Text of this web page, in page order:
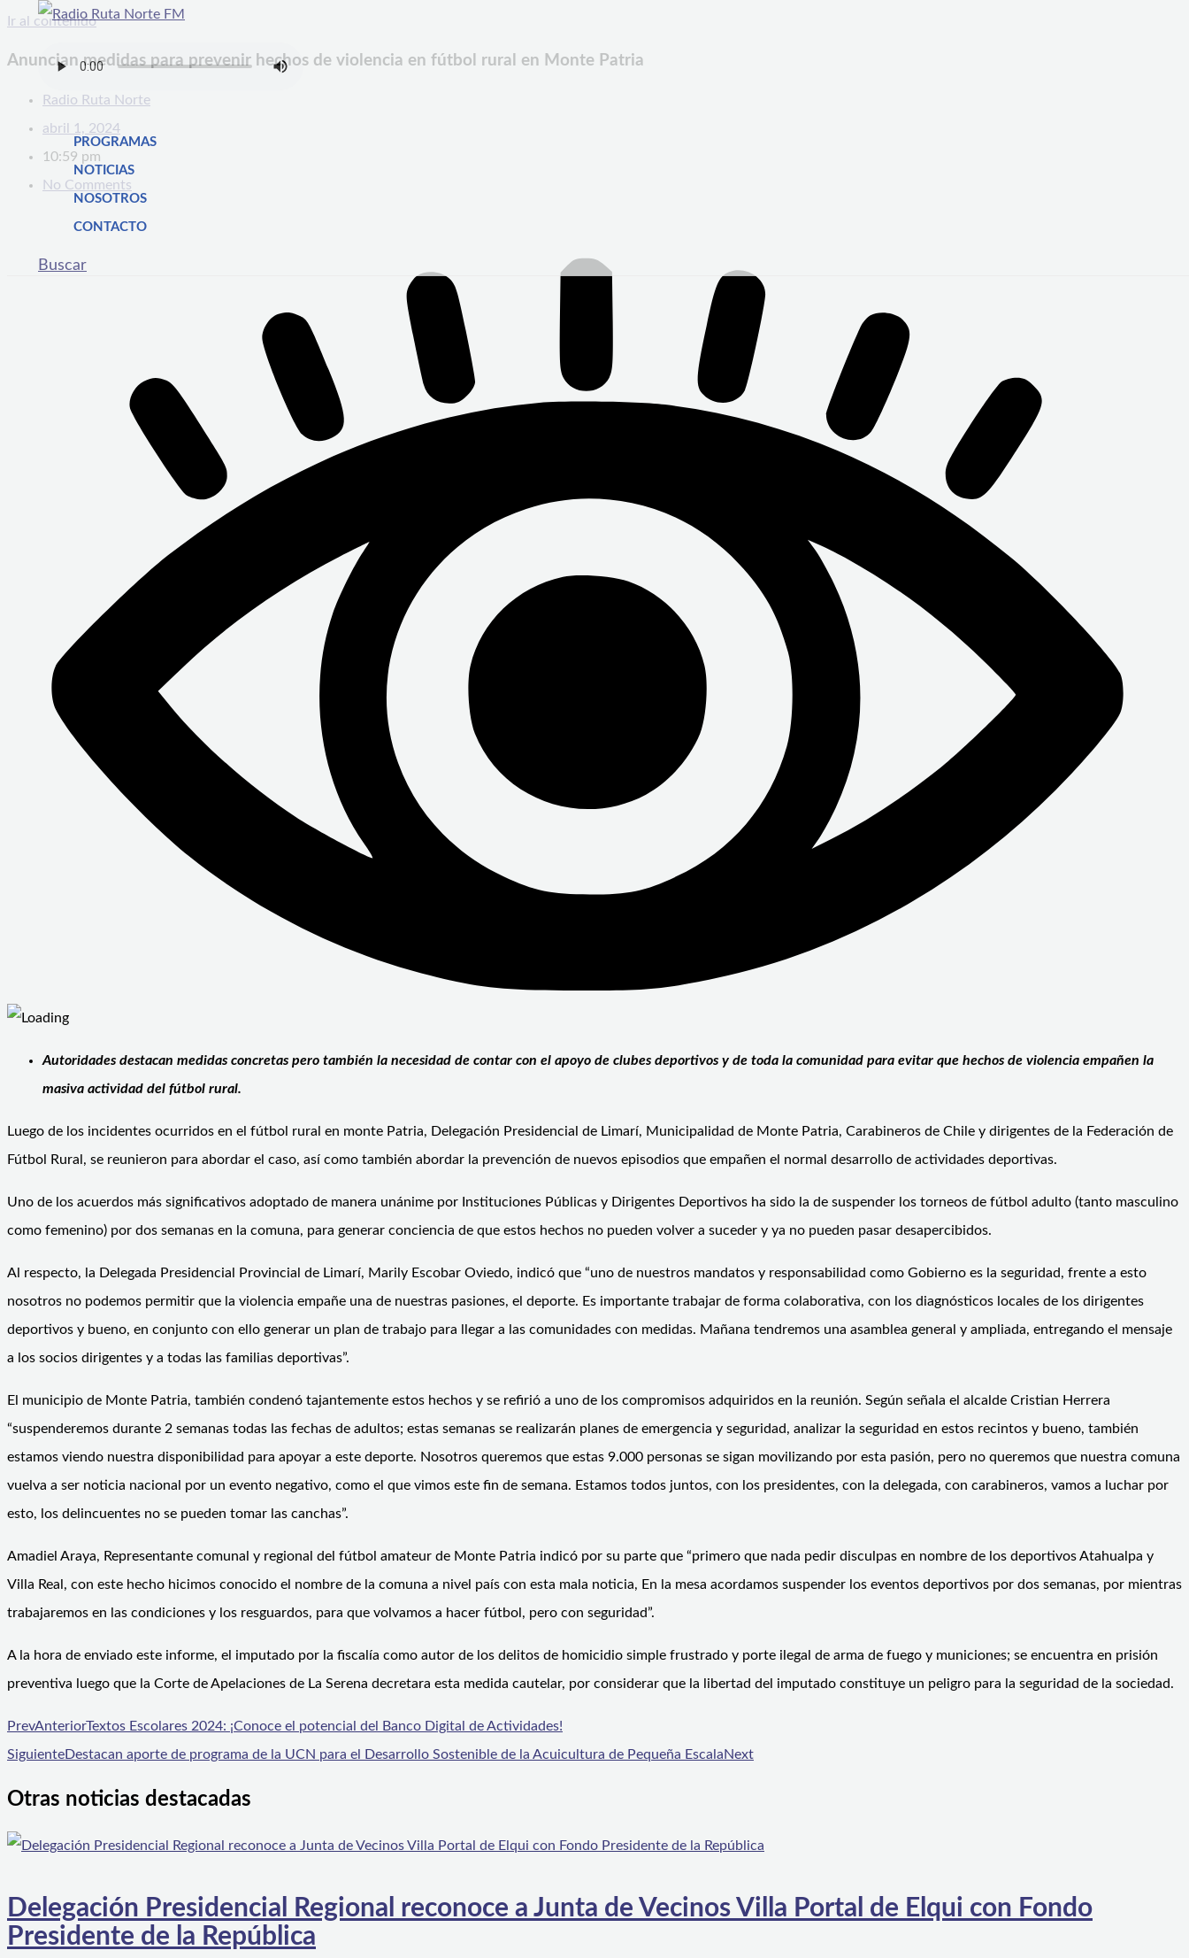
Ir al contenido
PROGRAMAS
NOTICIAS
NOSOTROS
CONTACTO
Buscar
Anuncian medidas para prevenir hechos de violencia en fútbol rural en Monte Patria
Radio Ruta Norte
abril 1, 2024
10:59 pm
No Comments
Autoridades destacan medidas concretas pero también la necesidad de contar con el apoyo de clubes deportivos y de toda la comunidad para evitar que hechos de violencia empañen la
masiva actividad del fútbol rural.
Luego de los incidentes ocurridos en el fútbol rural en monte Patria, Delegación Presidencial de Limarí, Municipalidad de Monte Patria, Carabineros de Chile y dirigentes de la Federación de
Fútbol Rural, se reunieron para abordar el caso, así como también abordar la prevención de nuevos episodios que empañen el normal desarrollo de actividades deportivas.
Uno de los acuerdos más significativos adoptado de manera unánime por Instituciones Públicas y Dirigentes Deportivos ha sido la de suspender los torneos de fútbol adulto (tanto masculino
como femenino) por dos semanas en la comuna, para generar conciencia de que estos hechos no pueden volver a suceder y ya no pueden pasar desapercibidos.
Al respecto, la Delegada Presidencial Provincial de Limarí, Marily Escobar Oviedo, indicó que “uno de nuestros mandatos y responsabilidad como Gobierno es la seguridad, frente a esto
nosotros no podemos permitir que la violencia empañe una de nuestras pasiones, el deporte. Es importante trabajar de forma colaborativa, con los diagnósticos locales de los dirigentes
deportivos y bueno, en conjunto con ello generar un plan de trabajo para llegar a las comunidades con medidas. Mañana tendremos una asamblea general y ampliada, entregando el mensaje
a los socios dirigentes y a todas las familias deportivas”.
El municipio de Monte Patria, también condenó tajantemente estos hechos y se refirió a uno de los compromisos adquiridos en la reunión. Según señala el alcalde Cristian Herrera
“suspenderemos durante 2 semanas todas las fechas de adultos; estas semanas se realizarán planes de emergencia y seguridad, analizar la seguridad en estos recintos y bueno, también
estamos viendo nuestra disponibilidad para apoyar a este deporte. Nosotros queremos que estas 9.000 personas se sigan movilizando por esta pasión, pero no queremos que nuestra comuna
vuelva a ser noticia nacional por un evento negativo, como el que vimos este fin de semana. Estamos todos juntos, con los presidentes, con la delegada, con carabineros, vamos a luchar por
esto, los delincuentes no se pueden tomar las canchas”.
Amadiel Araya, Representante comunal y regional del fútbol amateur de Monte Patria indicó por su parte que “primero que nada pedir disculpas en nombre de los deportivos Atahualpa y
Villa Real, con este hecho hicimos conocido el nombre de la comuna a nivel país con esta mala noticia, En la mesa acordamos suspender los eventos deportivos por dos semanas, por mientras
trabajaremos en las condiciones y los resguardos, para que volvamos a hacer fútbol, pero con seguridad”.
A la hora de enviado este informe, el imputado por la fiscalía como autor de los delitos de homicidio simple frustrado y porte ilegal de arma de fuego y municiones; se encuentra en prisión
preventiva luego que la Corte de Apelaciones de La Serena decretara esta medida cautelar, por considerar que la libertad del imputado constituye un peligro para la seguridad de la sociedad.
PrevAnteriorTextos Escolares 2024: ¡Conoce el potencial del Banco Digital de Actividades!
SiguienteDestacan aporte de programa de la UCN para el Desarrollo Sostenible de la Acuicultura de Pequeña EscalaNext
Otras noticias destacadas
Delegación Presidencial Regional reconoce a Junta de Vecinos Villa Portal de Elqui con Fondo
Presidente de la República